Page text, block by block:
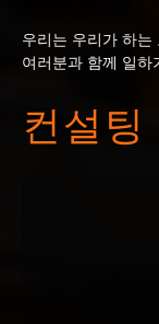
우리는 우리가 하는
여러분과 함께 일하
컨설팅